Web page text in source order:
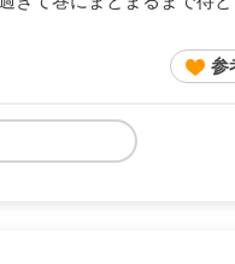
参